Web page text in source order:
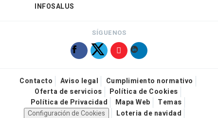
INFOSALUS
SÍGUENOS
Contacto Aviso legal
Cumplimiento normativo
Oferta de servicios
Política de Cookies
Política de Privacidad
Mapa Web
Temas
Configuración de Cookies
Loteria de navidad